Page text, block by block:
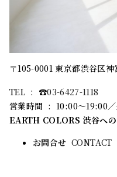
〒105-0001 東京都渋谷区
TEL : ☎︎03-6427-1118
営業時間 : 10:00～19:00／
EARTH COLORS 渋谷へ
お問合せCONTACT